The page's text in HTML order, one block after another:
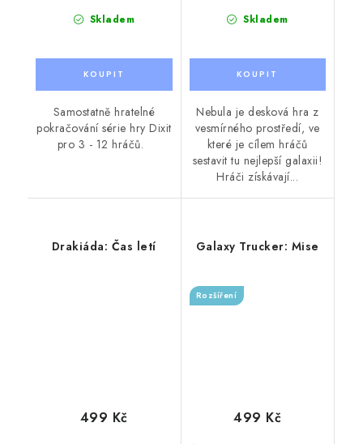
Skladem
Samostatně hratelné
pokračování série hry Dixit
pro 3 - 12 hráčů.
Skladem
Nebula je desková hra z
vesmírného prostředí, ve
které je cílem hráčů
sestavit tu nejlepší galaxii!
Hráči získávají...
Drakiáda: Čas letí
499 Kč
Galaxy Trucker: Mise
Rozšíření
499 Kč